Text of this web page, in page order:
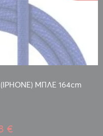
ΜΠΛΕ 164cm
€